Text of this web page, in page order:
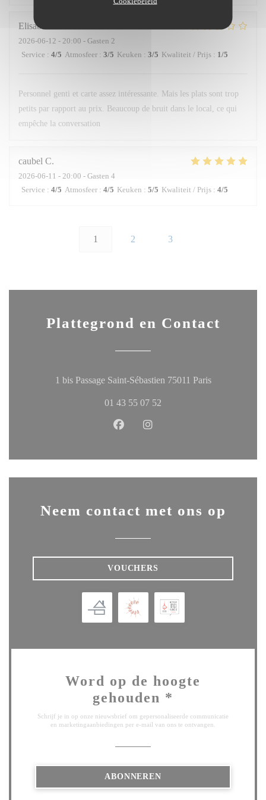
Elisabetta
2026-06-12 - 20:00 - Gasten 2
Service : 4/5 Atmosfeer : 3/5 Keuken : 3/5 Kwaliteit / Prijs : 1/5
Personnel genti et carte assez intéressante. Mais les plats sont trop
petits par rapport au prix. Beaucoup de bruit dans le local, ce qui
empêche la conversation
caubel C
2026-06-11 - 20:00 - Gasten 4
Service : 4/5 Atmosfeer : 4/5 Keuken : 5/5 Kwaliteit / Prijs : 4/5
1 2 3
Plattegrond en Contact
1 bis Passage Saint-Sébastien 75011 Paris((opent in een
01 43 55 07 52
Facebook ((opent in een nieuw
Neem contact met ons op
VOUCHERS
Word op de hoogte
gehouden *
Schrijf je in op onze nieuwsbrief om gepersonaliseerde communicatie
en marketingaanbiedingen per e-mail van ons te ontvangen.
ABONNEREN